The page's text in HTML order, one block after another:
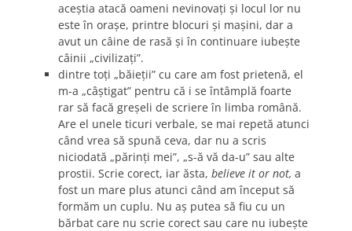
aceştia atacă oameni nevinovaţi şi locul lor nu
este în oraşe, printre blocuri şi maşini, dar a
avut un câine de rasă şi în continuare iubeşte
câinii „civilizaţi”.
dintre toţi „băieţii” cu care am fost prietenă, el
m-a „câştigat” pentru că i se întâmplă foarte
rar să facă greşeli de scriere în limba română.
Are el unele ticuri verbale, se mai repetă atunci
când vrea să spună ceva, dar nu a scris
niciodată „părinţi mei”, „s-ă vă da-u” sau alte
prostii. Scrie corect, iar ăsta, believe it or not, a
fost un mare plus atunci când am început să
formăm un cuplu. Nu aş putea să fiu cu un
bărbat care nu scrie corect sau care nu iubeşte